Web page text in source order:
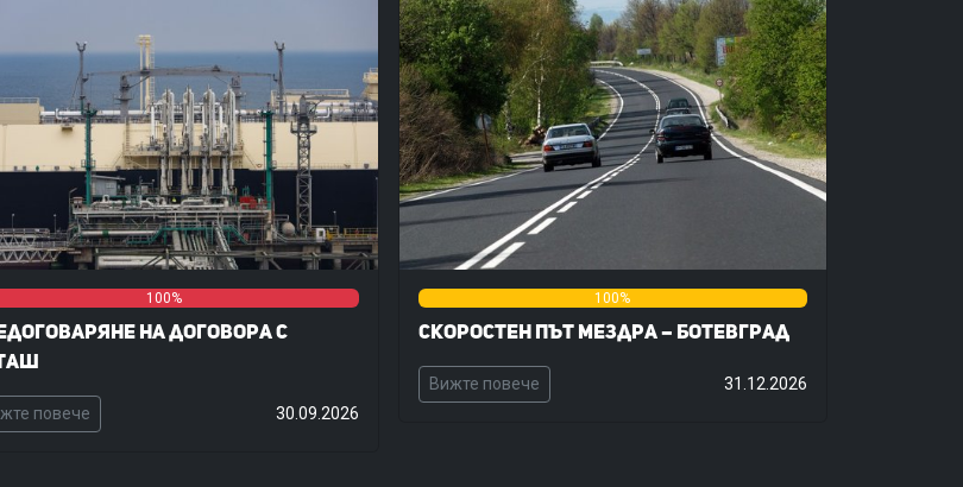
100%
на договора с
повече 30.09.2026
0% 100% 0%
Скоростен път Мездра – Ботевград
Вижте повече 31.12.2026